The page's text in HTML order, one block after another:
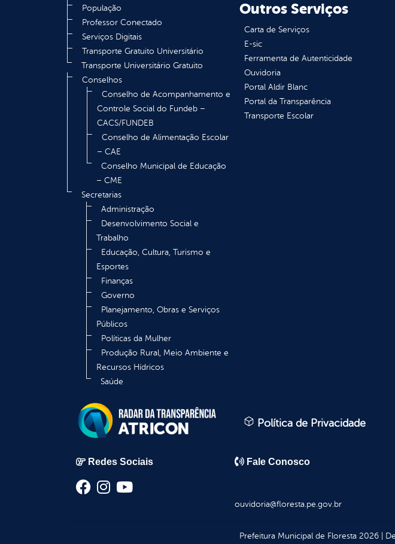
População
Professor Conectado
Serviços Digitais
Transporte Gratuito Universitário
Transporte Universitário Gratuito
Conselhos
Conselho de Acompanhamento e
Controle Social do Fundeb –
CACS/FUNDEB
Conselho de Alimentação Escolar
– CAE
Conselho Municipal de Educação
– CME
Secretarias
Administração
Desenvolvimento Social e
Trabalho
Educação, Cultura, Turismo e
Esportes
Finanças
Governo
Planejamento, Obras e Serviços
Públicos
Políticas da Mulher
Produção Rural, Meio Ambiente e
Recursos Hídricos
Saúde
Outros Serviços
Carta de Serviços
E-sic
Ferramenta de Autenticidade
Ouvidoria
Portal Aldir Blanc
Portal da Transparência
Transporte Escolar
Política de Privacidade
Redes Sociais Fale Conosco
ouvidoria@floresta.pe.gov.br
Prefeitura Municipal de Floresta2026|